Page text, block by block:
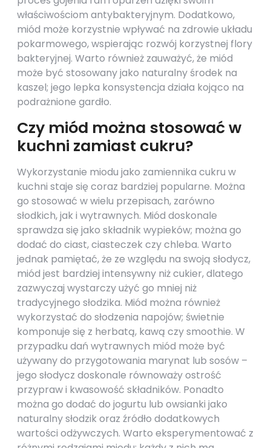
właściwościom antybakteryjnym. Dodatkowo,
miód może korzystnie wpływać na zdrowie układu
pokarmowego, wspierając rozwój korzystnej flory
bakteryjnej. Warto również zauważyć, że miód
może być stosowany jako naturalny środek na
kaszel; jego lepka konsystencja działa kojąco na
podrażnione gardło.
Czy miód można stosować w
kuchni zamiast cukru?
Wykorzystanie miodu jako zamiennika cukru w
kuchni staje się coraz bardziej popularne. Można
go stosować w wielu przepisach, zarówno
słodkich, jak i wytrawnych. Miód doskonale
sprawdza się jako składnik wypieków; można go
dodać do ciast, ciasteczek czy chleba. Warto
jednak pamiętać, że ze względu na swoją słodycz,
miód jest bardziej intensywny niż cukier, dlatego
zazwyczaj wystarczy użyć go mniej niż
tradycyjnego słodzika. Miód można również
wykorzystać do słodzenia napojów; świetnie
komponuje się z herbatą, kawą czy smoothie. W
przypadku dań wytrawnych miód może być
używany do przygotowania marynat lub sosów –
jego słodycz doskonale równoważy ostrość
przypraw i kwasowość składników. Ponadto
można go dodać do jogurtu lub owsianki jako
naturalny słodzik oraz źródło dodatkowych
wartości odżywczych. Warto eksperymentować z